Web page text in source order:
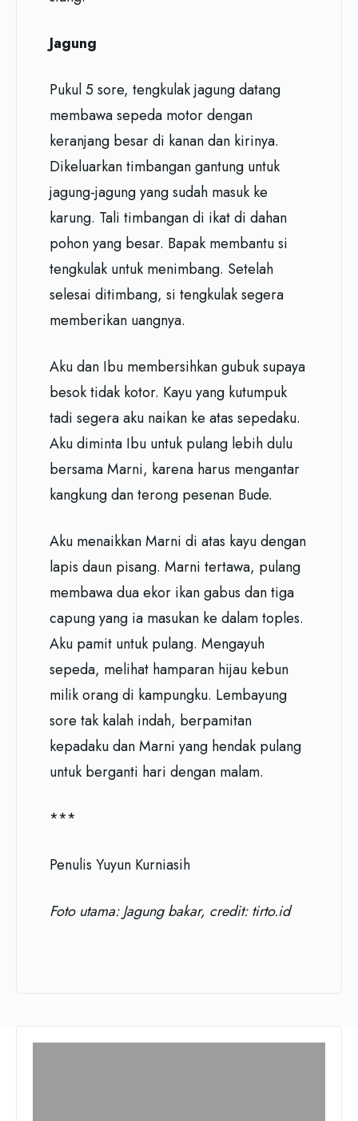
Jagung
Pukul 5 sore, tengkulak jagung datang
membawa sepeda motor dengan
keranjang besar di kanan dan kirinya.
Dikeluarkan timbangan gantung untuk
jagung-jagung yang sudah masuk ke
karung. Tali timbangan di ikat di dahan
pohon yang besar. Bapak membantu si
tengkulak untuk menimbang. Setelah
selesai ditimbang, si tengkulak segera
memberikan uangnya.
Aku dan Ibu membersihkan gubuk supaya
besok tidak kotor. Kayu yang kutumpuk
tadi segera aku naikan ke atas sepedaku.
Aku diminta Ibu untuk pulang lebih dulu
bersama Marni, karena harus mengantar
kangkung dan terong pesenan Bude.
Aku menaikkan Marni di atas kayu dengan
lapis daun pisang. Marni tertawa, pulang
membawa dua ekor ikan gabus dan tiga
capung yang ia masukan ke dalam toples.
Aku pamit untuk pulang. Mengayuh
sepeda, melihat hamparan hijau kebun
milik orang di kampungku. Lembayung
sore tak kalah indah, berpamitan
kepadaku dan Marni yang hendak pulang
untuk berganti hari dengan malam.
***
Penulis Yuyun Kurniasih
Foto utama: Jagung bakar, credit: tirto.id